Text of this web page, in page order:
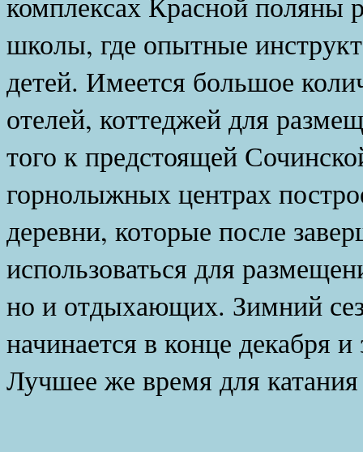
школы, где опытные
детей. Имеется большое
отелей, коттеджей для
того к предстоящей
горнолыжных центрах
деревни, которые после
использоваться для
но и отдыхающих. Зимний
начинается в конце декабря
Лучшее же время для